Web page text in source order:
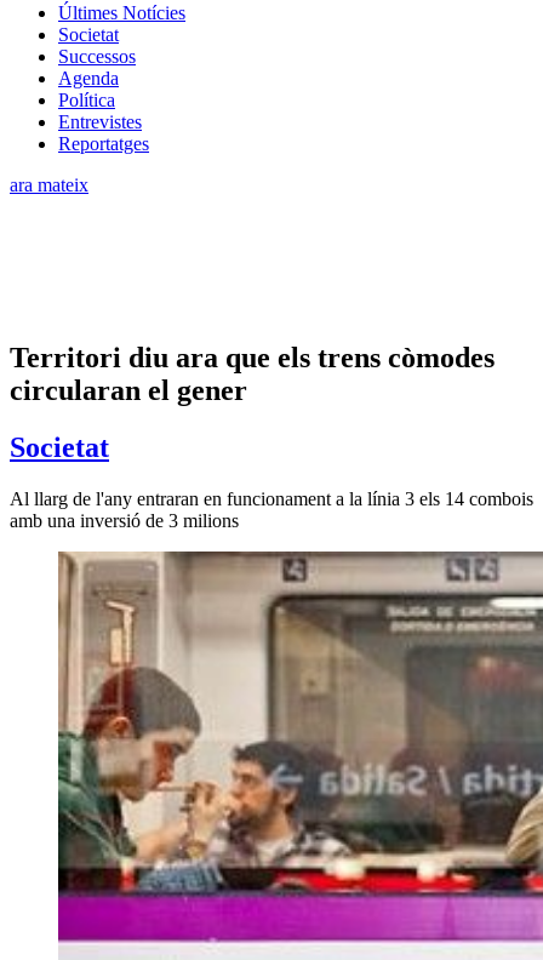
Últimes Notícies
Societat
Successos
Agenda
Política
Entrevistes
Reportatges
ara mateix
Territori diu ara que els trens còmodes
circularan el gener
Societat
Al llarg de l'any entraran en funcionament a la línia 3 els 14 combois
amb una inversió de 3 milions